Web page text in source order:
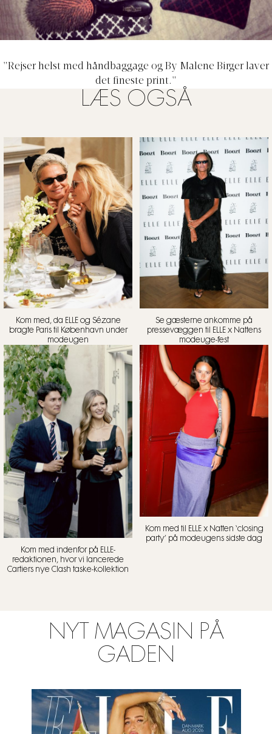
"Rejser helst med håndbaggage og By Malene Birger laver
det fineste print."
LÆS OGSÅ
Kom med, da ELLE og Sézane
bragte Paris til København under
modeugen
Se gæsterne ankomme på
pressevæggen til ELLE x Nattens
modeuge-fest
Kom med indenfor på ELLE-
redaktionen, hvor vi lancerede
Cartiers nye Clash taske-kollektion
Kom med til ELLE x Natten ‘closing
party’ på modeugens sidste dag
NYT MAGASIN PÅ
GADEN